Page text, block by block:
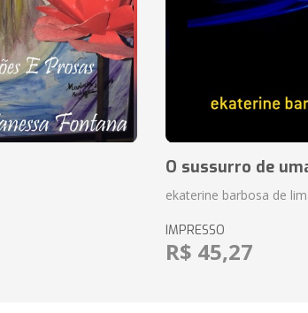
O sussurro de
ekaterine barbosa de
IMPRESSO
R$ 45,27